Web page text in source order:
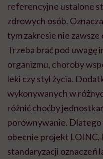
referencyjne ustalone
zdrowych osób.
tym zakresie nie zawsze
Trzeba brać pod uwagę
organizmu, choroby
leki czy styl życia.
wykonywanych w
różnić choćby
porównywanie. Dlatego
obecnie projekt LOINC,
standaryzacji oznaczeń